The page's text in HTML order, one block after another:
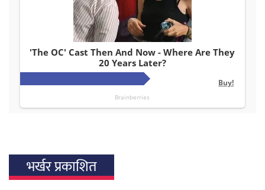
भर्खर प्रकाशित